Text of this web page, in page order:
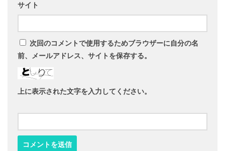
サイト
次回のコメントで使用するためブラウザーに自分の名
前、メールアドレス、サイトを保存する。
上に表示された文字を入力してください。